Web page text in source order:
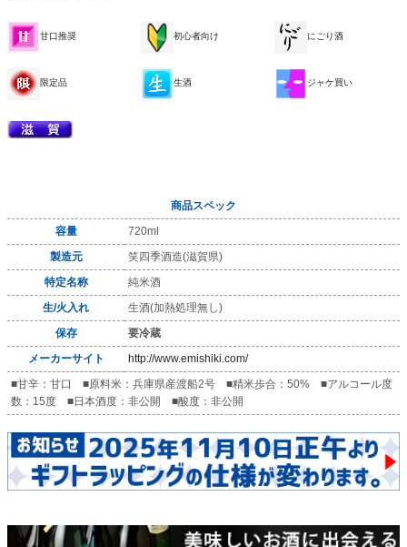
甘口推奨 初心者向け にごり酒
限定品 生酒 ジャケ買い
商品スペック
容量
720ml
製造元
笑四季酒造(滋賀県)
特定名称
純米酒
生/火入れ
生酒(加熱処理無し)
保存
要冷蔵
メーカーサイト
http://www.emishiki.com/
■甘辛：甘口 ■原料米：兵庫県産渡船2号 ■精米歩合：50% ■アルコール度
数：15度 ■日本酒度：非公開 ■酸度：非公開